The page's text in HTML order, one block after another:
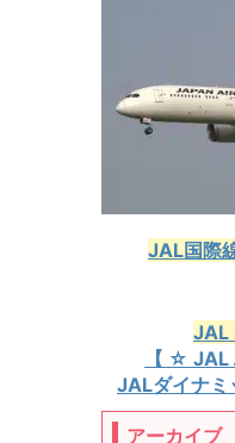
JAL国際
JAL
【 ☆ JAL
JALダイナミ
アーカイブ